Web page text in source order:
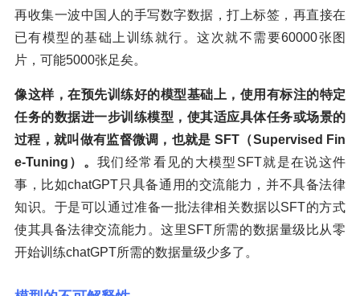
再收集一波中国人的手写数字数据，打上标签，再直接在
已有模型的基础上训练就行。这次就不需要60000张图
片，可能5000张足矣。
像这样，在预先训练好的模型基础上，使用有标注的特定
任务的数据进一步训练模型，使其适应具体任务或场景的
过程，就叫做有监督微调，也就是 SFT（Supervised Fin
e-Tuning）。我们经常看见的大模型SFT就是在说这件
事，比如chatGPT只具备通用的交流能力，并不具备法律
知识。于是可以通过准备一批法律相关数据以SFT的方式
使其具备法律交流能力。这里SFT所需的数据量级比从零
开始训练chatGPT所需的数据量级少多了。